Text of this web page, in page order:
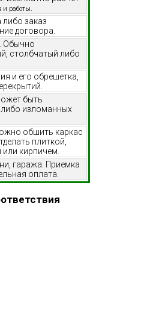
и работы.
заказ
договора.
Обычно
столбчатый либо
и его обрешетка,
быть
либо изломанных
обшить каркас
плиткой,
или кирпичем.
гаража. Приемка
оплата.